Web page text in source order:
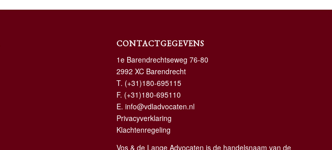
CONTACTGEGEVENS
1e Barendrechtseweg 76-80
2992 XC Barendrecht
T. (+31)180-695115
F. (+31)180-695110
E. info@vdladvocaten.nl
Privacyverklaring
Klachtenregeling
Vos & de Lange Advocaten is de handelsnaam van de